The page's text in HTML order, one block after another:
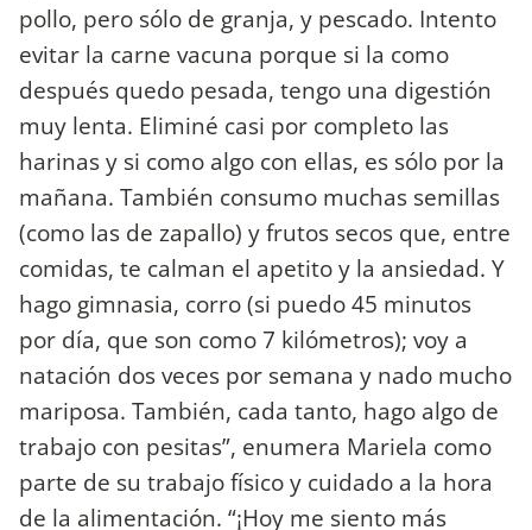
pollo, pero sólo de granja, y pescado. Intento
evitar la carne vacuna porque si la como
después quedo pesada, tengo una digestión
muy lenta. Eliminé casi por completo las
harinas y si como algo con ellas, es sólo por la
mañana. También consumo muchas semillas
(como las de zapallo) y frutos secos que, entre
comidas, te calman el apetito y la ansiedad. Y
hago gimnasia, corro (si puedo 45 minutos
por día, que son como 7 kilómetros); voy a
natación dos veces por semana y nado mucho
mariposa. También, cada tanto, hago algo de
trabajo con pesitas”, enumera Mariela como
parte de su trabajo físico y cuidado a la hora
de la alimentación. “¡Hoy me siento más